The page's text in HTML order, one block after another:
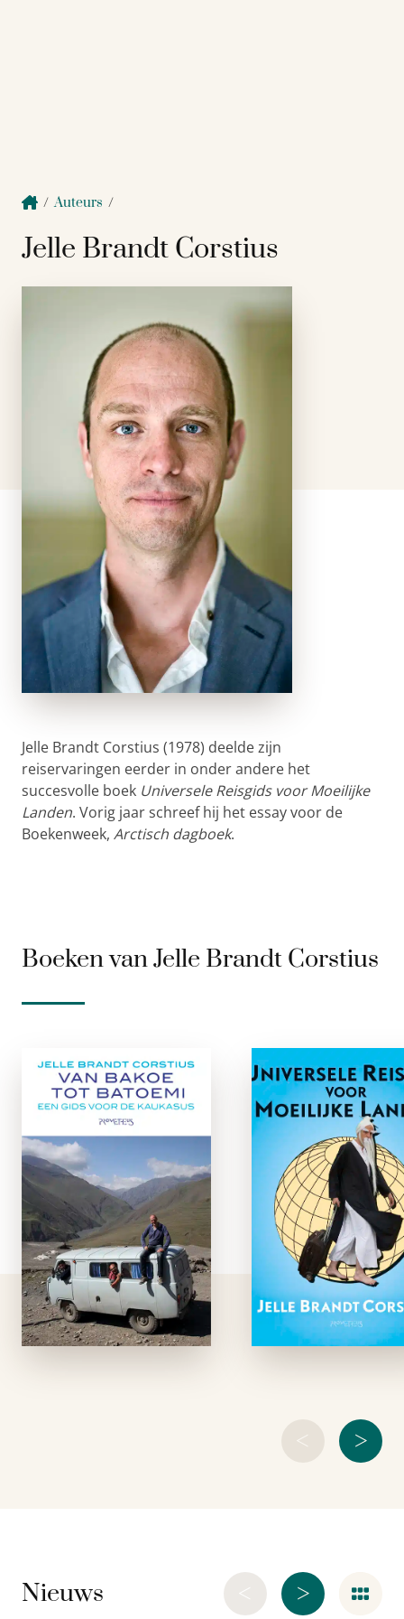
/Auteurs /
Jelle Brandt Corstius
Jelle Brandt Corstius (1978) deelde zijn
reiservaringen eerder in onder andere het
succesvolle boek Universele Reisgids voor Moeilijke
Landen. Vorig jaar schreef hij het essay voor de
Boekenweek, Arctisch dagboek.
Boeken van Jelle Brandt Corstius
< >
Van Bakoe tot
Batoemi
In het voorjaar van
2014 worden de
Olympische
Winterspelen in Sotsji
gehouden, aan de
voet van de
Kaukasus, de
machtige bergrug die
van de Zwarte naar
de Kaspische Zee
Reisgids
e-boek
Vergeet alles wat
denkt te weten
vakantie
Reizen door
moeilijk land is
ontspannen, en
heel erg lastig.
Nieuws >
<